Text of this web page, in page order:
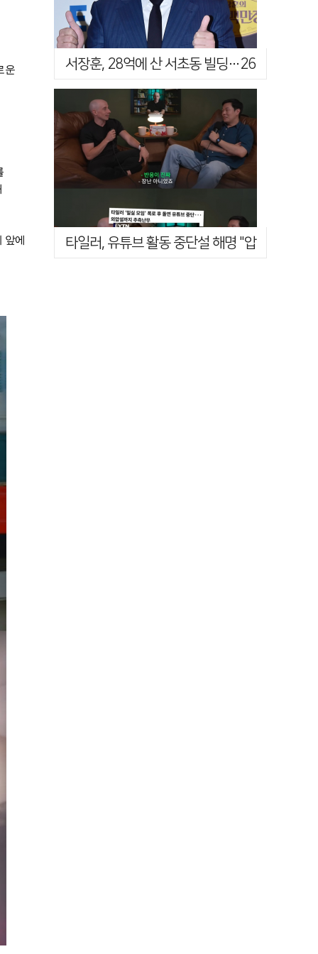
운
앞에
서장훈, 28억에 산 서초동 빌딩…26
년 만에 450억 매물로
타일러, 유튜브 활동 중단설 해명 "압